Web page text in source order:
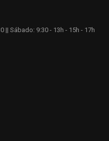
|| Sábado: 9:30 - 13h - 15h - 17h